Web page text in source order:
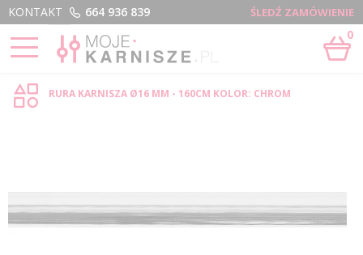
Menu
KONTAKT ŚLEDŹ ZAMÓWIENIE
664 936 839
0
STRONA GŁÓWNA › RURA Ø16 MM - 160 CM - SKLEP INTERNETOWY
RURA KARNISZA Ø16 MM - 160CM KOLOR: CHROM